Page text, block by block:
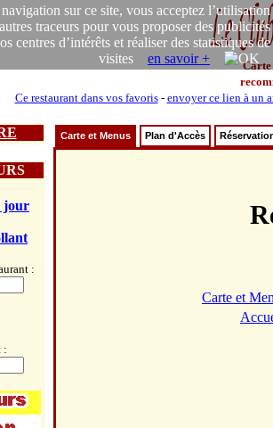
sur ce site, vous acceptez l’utilisation
traceurs pour vous proposer des publicités
centres d’intérêts et réaliser des statistiques de
visites en savoir +
Carte
Ce restaurant dans vos favoris- envoyer ce lien à un
jour
:
:
Carte et Menus Plan d'Accès
Carte et